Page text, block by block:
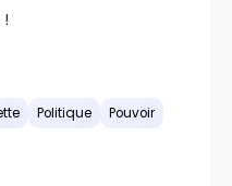
!
Politique Pouvoir